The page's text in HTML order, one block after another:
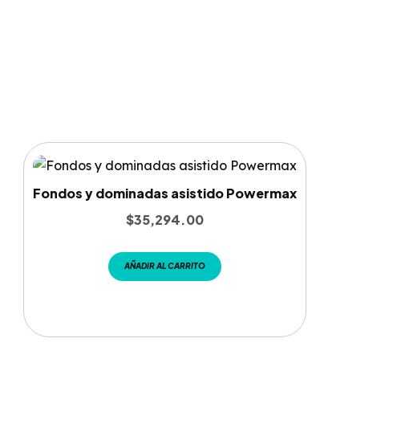
Fondos y dominadas asistido Powermax
$35,294.00
AÑADIR AL CARRITO